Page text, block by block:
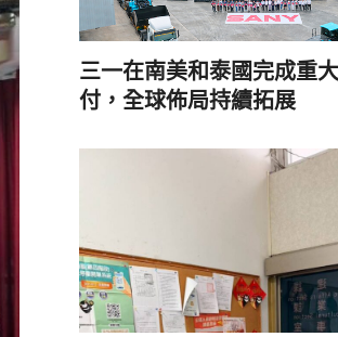
三一在南美和泰國完成重
付，全球佈局持續拓展